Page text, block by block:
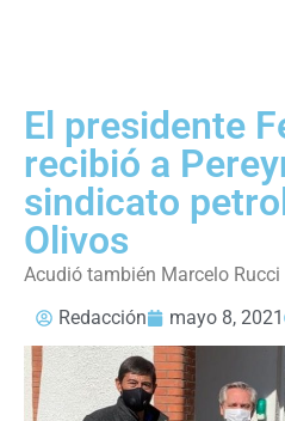
El presidente
recibió a
sindicato
Olivos
Acudió también Marcelo Rucci
Redacción
mayo 8, 2021